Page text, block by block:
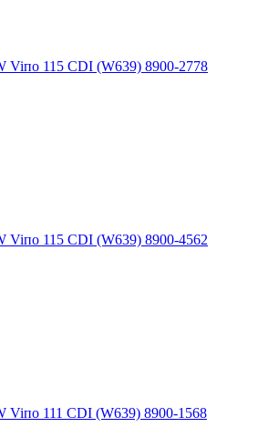
Viпо 115 CDI (W639) 8900-2778
Viпо 115 CDI (W639) 8900-4562
Viпо 111 CDI (W639) 8900-1568